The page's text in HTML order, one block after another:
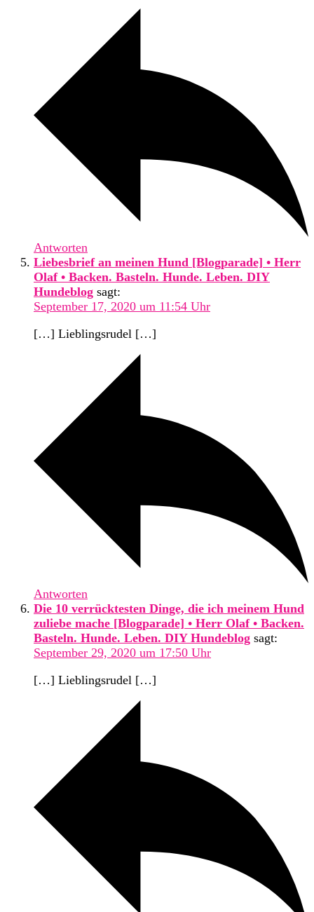
Antworten
Liebesbrief an meinen Hund [Blogparade] • Herr
Olaf • Backen. Basteln. Hunde. Leben. DIY
Hundeblog sagt:
September 17, 2020 um 11:54 Uhr
[…] Lieblingsrudel […]
Antworten
Die 10 verrücktesten Dinge, die ich meinem Hund
zuliebe mache [Blogparade] • Herr Olaf • Backen.
Basteln. Hunde. Leben. DIY Hundeblog sagt:
September 29, 2020 um 17:50 Uhr
[…] Lieblingsrudel […]